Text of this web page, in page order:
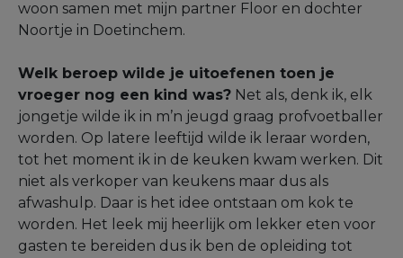
woon samen met mijn partner Floor en dochter
Noortje in Doetinchem.
Welk beroep wilde je uitoefenen toen je
vroeger nog een kind was? Net als, denk ik, elk
jongetje wilde ik in m’n jeugd graag profvoetballer
worden. Op latere leeftijd wilde ik leraar worden,
tot het moment ik in de keuken kwam werken. Dit
niet als verkoper van keukens maar dus als
afwashulp. Daar is het idee ontstaan om kok te
worden. Het leek mij heerlijk om lekker eten voor
gasten te bereiden dus ik ben de opleiding tot